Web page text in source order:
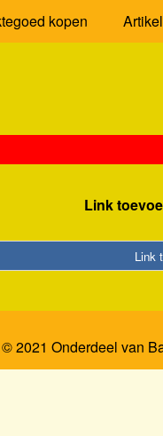
kopen
Link
Link
2021 Onderdeel van